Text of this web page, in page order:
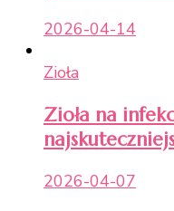
2026-04-14
Zioła
Zioła na
2026-04-07